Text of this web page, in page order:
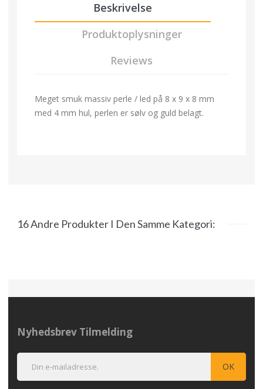
Beskrivelse
Produktoplysninger
Reviews
Meget smuk massiv perle / led på 8 x 9 x 8 mm
med 4 mm hul, perlen er sølv og guld belagt.
16 Andre Produkter I Den Samme Kategori:
Nyhedsbrev Tilmelding